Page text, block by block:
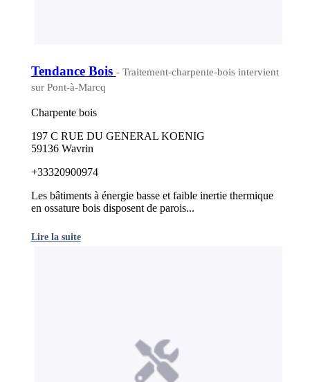
Tendance Bois - Traitement-charpente-bois intervient
sur Pont-à-Marcq
Charpente bois
197 C RUE DU GENERAL KOENIG
59136 Wavrin
+33320900974
Les bâtiments à énergie basse et faible inertie thermique
en ossature bois disposent de parois...
Lire la suite